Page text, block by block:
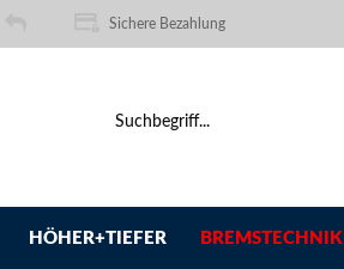
Sichere Bezahlung
HÖHER+TIEFER BREMSTECHNIK